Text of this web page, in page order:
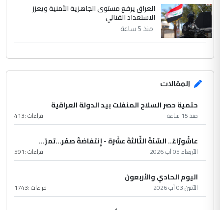
العراق يرفع مستوى الجاهزية الأمنية ويعزز
الاستعداد القتالي
منذ 5 ساعة
المقالات
حتمية حصر السلاح المنفلت بيد الدولة العراقية
منذ 15 ساعة قراءات :413
عاشُورْاءُ.. السّنَةُ الثّالثةَ عشَرَة - إِنتفاضةُ صفَر…تمرّ...
الأربعاء 05 آب 2026 قراءات :591
اليوم الحادي والأربعون
الأثنين 03 آب 2026 قراءات :1743